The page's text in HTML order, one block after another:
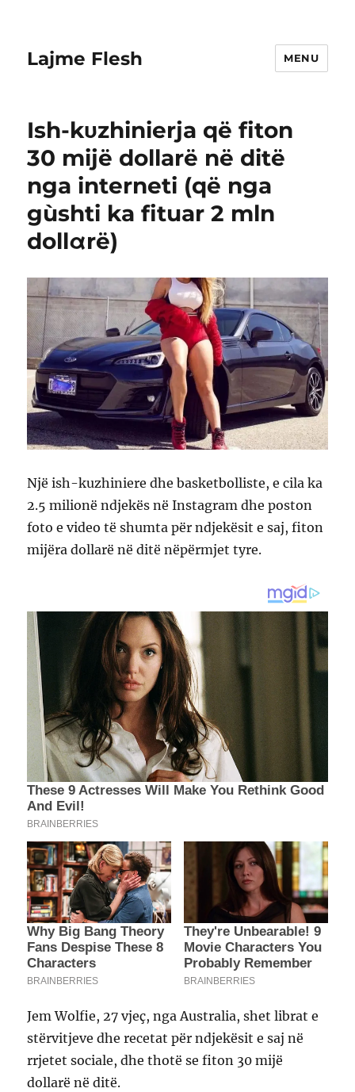
Lajme Flesh MENU
Ish-kυzhinierja që fiton
30 mijë dollarë në ditë
nga interneti (që nga
gùshti ka fituar 2 mln
dollαrë)
Një ish-kuzhiniere dhe basketbolliste, e cila ka
2.5 milionë ndjekës në Instagram dhe poston
foto e video të shumta për ndjekësit e saj, fiton
mijëra dollarë në ditë nëpërmjet tyre.
Jem Wolfie, 27 vjeç, nga Australia, shet librat e
stërvitjeve dhe recetat për ndjekësit e saj në
rrjetet sociale, dhe thotë se fiton 30 mijë
dollarë në ditë.